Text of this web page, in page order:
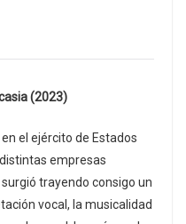
(2023)
el ejército de Estados
empresas
trayendo consigo un
vocal, la musicalidad